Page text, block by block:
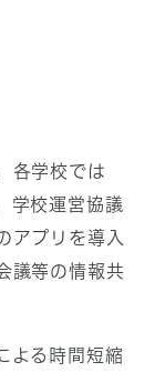
各学校では
学校運営協議
アプリを導入
議等の情報共
よる時間短縮